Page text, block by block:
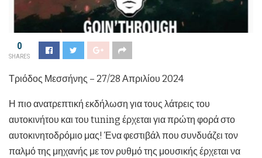
0
SHARES
Τριόδος Μεσσήνης – 27/28 Απριλίου 2024
Η πιο ανατρεπτική εκδήλωση για τους λάτρεις του
αυτοκινήτου και του tuning έρχεται για πρώτη φορά στο
αυτοκινητοδρόμιο μας! Ένα φεστιβάλ που συνδυάζει τον
παλμό της μηχανής με τον ρυθμό της μουσικής έρχεται να